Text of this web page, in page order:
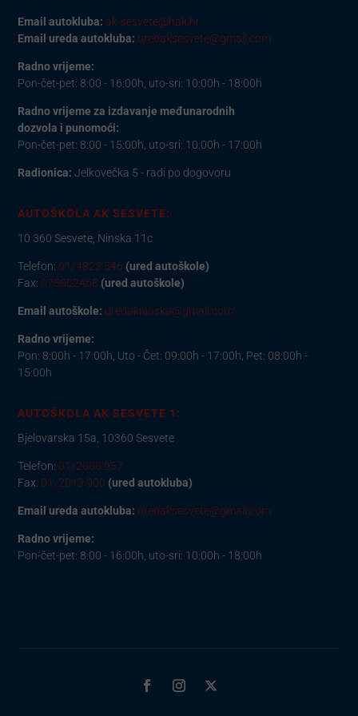
Email autokluba: ak-sesvete@hak.hr
Email ureda autokluba: uredaksesvete@gmail.com
Radno vrijeme:
Pon-čet-pet: 8:00 - 16:00h, uto-sri: 10:00h - 18:00h
Radno vrijeme za izdavanje međunarodnih
dozvola i punomoći:
Pon-čet-pet: 8:00 - 15:00h, uto-sri: 10:00h - 17:00h
Radionica:Jelkovečka 5 - radi po dogovoru
AUTOŠKOLA AK SESVETE:
10 360 Sesvete, Ninska 11c
Telefon: 01/4823 546 (ured autoškole)
Fax: 075802468 (ured autoškole)
Email autoškole: uredakninska@gmail.com
Radno vrijeme:
Pon: 8:00h - 17:00h, Uto - Čet: 09:00h - 17:00h, Pet: 08:00h -
15:00h
AUTOŠKOLA AK SESVETE 1:
Bjelovarska 15a, 10360 Sesvete
Telefon: 01/2000 957
Fax. 01/2013 900 (ured autokluba)
Email ureda autokluba: uredaksesvete@gmail.com
Radno vrijeme:
Pon-čet-pet: 8:00 - 16:00h, uto-sri: 10:00h - 18:00h